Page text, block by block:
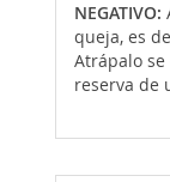
NEGATIVO:
queja, es
Atrápalo
reserva de